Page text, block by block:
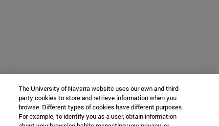
The University of Navarra website uses our own and third-
party cookies to store and retrieve information when you
browse. Different types of cookies have different purposes.
For example, to identify you as a user, obtain information